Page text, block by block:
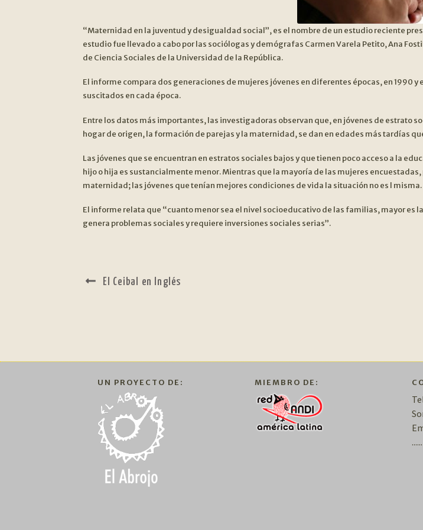
“Maternidad en la juventud y desigualdad social”, es el nombre de un estudio reciente
estudio fue llevado a cabo por las sociólogas y demógrafas Carmen Varela Petito, Ana
de Ciencia Sociales de la Universidad de la República.
El informe compara dos generaciones de mujeres jóvenes en diferentes épocas, en 1990
suscitados en cada época.
Entre los datos más importantes, las investigadoras observan que, en jóvenes de estrato
hogar de origen, la formación de parejas y la maternidad, se dan en edades más tardías
Las jóvenes que se encuentran en estratos sociales bajos y que tienen poco acceso a la
hijo o hija es sustancialmente menor. Mientras que la mayoría de las mujeres
maternidad; las jóvenes que tenían mejores condiciones de vida la situación no es l misma.
El informe relata que “cuanto menor sea el nivel socioeducativo de las familias, mayor es
genera problemas sociales y requiere inversiones sociales serias”.
NAVEGACIÓN
Anterior:
El Ceibal en Inglés
UN PROYECTO DE: MIEMBRO DE:
......